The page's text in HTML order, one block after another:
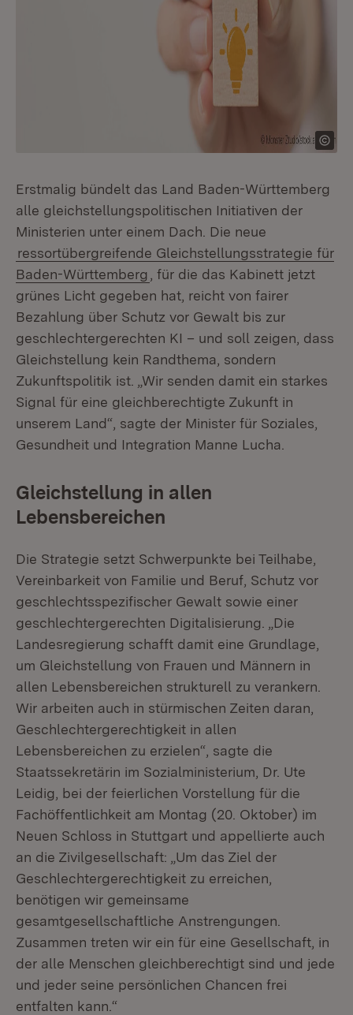
Erstmalig bündelt das Land Baden-Württemberg
alle gleichstellungspolitischen Initiativen der
Ministerien unter einem Dach. Die neue
ressortübergreifende Gleichstellungsstrategie für
Baden-Württemberg , für die das Kabinett jetzt
grünes Licht gegeben hat, reicht von fairer
Bezahlung über Schutz vor Gewalt bis zur
geschlechtergerechten KI – und soll zeigen, dass
Gleichstellung kein Randthema, sondern
Zukunftspolitik ist. „Wir senden damit ein starkes
Signal für eine gleichberechtigte Zukunft in
unserem Land“, sagte der Minister für Soziales,
Gesundheit und Integration Manne Lucha.
Gleichstellung in allen
Lebensbereichen
Die Strategie setzt Schwerpunkte bei Teilhabe,
Vereinbarkeit von Familie und Beruf, Schutz vor
geschlechtsspezifischer Gewalt sowie einer
geschlechtergerechten Digitalisierung. „Die
Landesregierung schafft damit eine Grundlage,
um Gleichstellung von Frauen und Männern in
allen Lebensbereichen strukturell zu verankern.
Wir arbeiten auch in stürmischen Zeiten daran,
Geschlechtergerechtigkeit in allen
Lebensbereichen zu erzielen“, sagte die
Staatssekretärin im Sozialministerium, Dr. Ute
Leidig, bei der feierlichen Vorstellung für die
Fachöffentlichkeit am Montag (20. Oktober) im
Neuen Schloss in Stuttgart und appellierte auch
an die Zivilgesellschaft: „Um das Ziel der
Geschlechtergerechtigkeit zu erreichen,
benötigen wir gemeinsame
gesamtgesellschaftliche Anstrengungen.
Zusammen treten wir ein für eine Gesellschaft, in
der alle Menschen gleichberechtigt sind und jede
und jeder seine persönlichen Chancen frei
entfalten kann.“